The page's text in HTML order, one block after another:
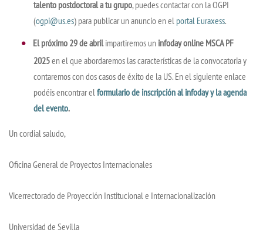
talento postdoctoral a tu grupo, puedes contactar con la OGPI
(ogpi@us.es) para publicar un anuncio en el portal Euraxess.
El próximo 29 de abrilimpartiremos un infoday online MSCA PF
2025en el que abordaremos las características de la convocatoria y
contaremos con dos casos de éxito de la US. En el siguiente enlace
podéis encontrar elformulario de inscripción al infoday y la agenda
del evento.
Un cordial saludo,
Oficina General de Proyectos Internacionales
Vicerrectorado de Proyección Institucional e Internacionalización
Universidad de Sevilla